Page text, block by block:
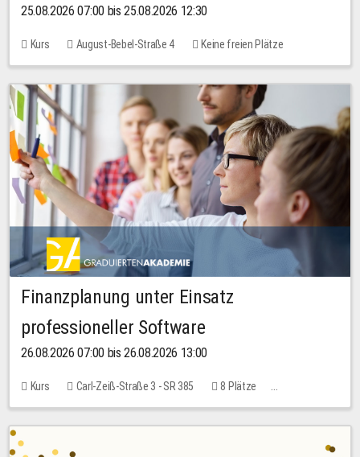
25.08.2026 07:00 bis 25.08.2026 12:30
Kurs August-Bebel-Straße 4 Keine freien Plätze
Finanzplanung unter Einsatz
professioneller Software
26.08.2026 07:00 bis 26.08.2026 13:00
Kurs Carl-Zeiß-Straße 3 - SR 385
8 Plätze
20,00 EUR